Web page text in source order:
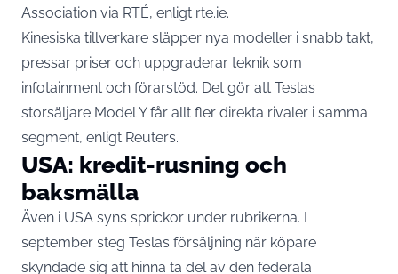
Association via RTÉ, enligt rte.ie.
Kinesiska tillverkare släpper nya modeller i snabb takt,
pressar priser och uppgraderar teknik som
infotainment och förarstöd. Det gör att Teslas
storsäljare Model Y får allt fler direkta rivaler i samma
segment, enligt Reuters.
USA: kredit-rusning och
baksmälla
Även i USA syns sprickor under rubrikerna. I
september steg Teslas försäljning när köpare
skyndade sig att hinna ta del av den federala